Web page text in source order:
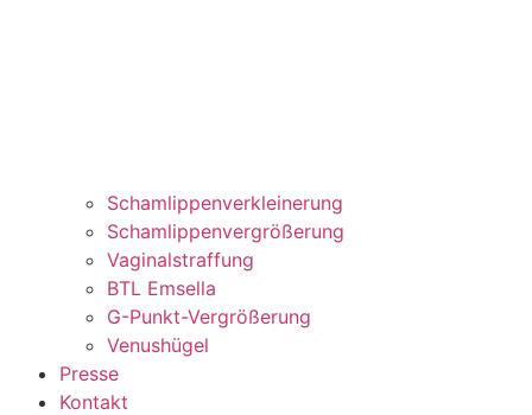
Schamlippenverkleinerung
Schamlippenvergrößerung
Vaginalstraffung
BTL Emsella
G-Punkt-Vergrößerung
Venushügel
Presse
Kontakt